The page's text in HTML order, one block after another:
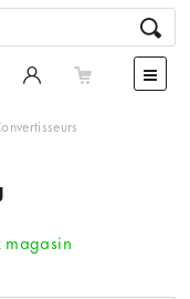
magasin